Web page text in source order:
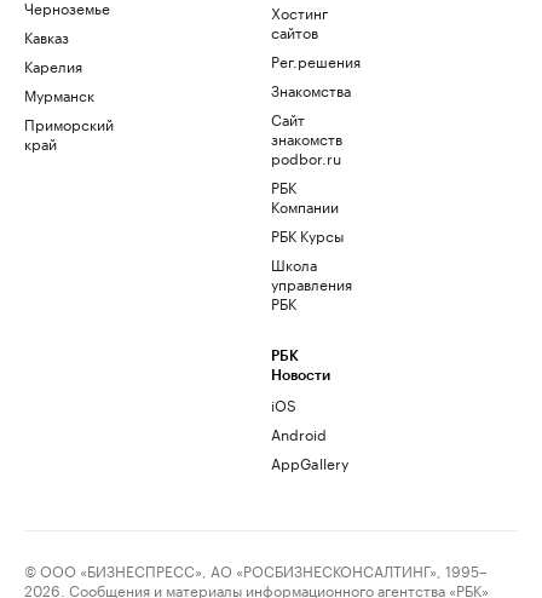
Черноземье
Кавказ
Карелия
Мурманск
Приморский
край
Хостинг
сайтов
Рег.решения
Знакомства
Сайт
знакомств
podbor.ru
РБК
Компании
РБК Курсы
Школа
управления
РБК
РБК
Новости
iOS
Android
AppGallery
© ООО «БИЗНЕСПРЕСС», АО «РОСБИЗНЕСКОНСАЛТИНГ», 1995–
2026. Сообщения и материалы информационного агентства «РБК»